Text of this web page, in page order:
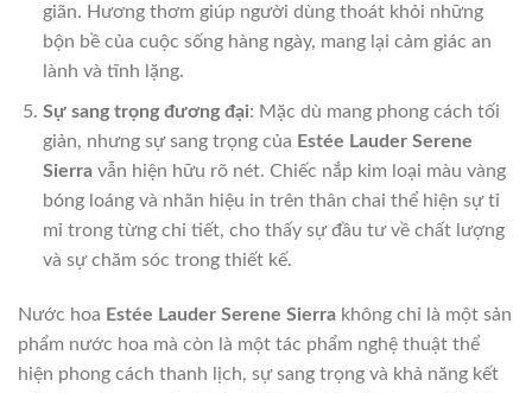
giãn. Hương thơm giúp người dùng thoát khỏi những
bộn bề của cuộc sống hàng ngày, mang lại cảm giác an
lành và tĩnh lặng.
Sự sang trọng đương đại: Mặc dù mang phong cách tối
giản, nhưng sự sang trọng của Estée Lauder Serene
Sierravẫn hiện hữu rõ nét. Chiếc nắp kim loại màu vàng
bóng loáng và nhãn hiệu in trên thân chai thể hiện sự tỉ
mỉ trong từng chi tiết, cho thấy sự đầu tư về chất lượng
và sự chăm sóc trong thiết kế.
Nước hoa Estée Lauder Serene Sierra không chỉ là một sản
phẩm nước hoa mà còn là một tác phẩm nghệ thuật thể
hiện phong cách thanh lịch, sự sang trọng và khả năng kết